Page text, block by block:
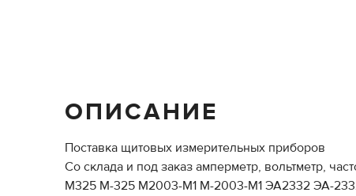
ОПИСАНИЕ
Поставка щитовых измерительных приборов
Со склада и под заказ амперметр, вольтметр,
М325 М-325 M2003-M1 M-2003-M1 ЭА2332 ЭА-